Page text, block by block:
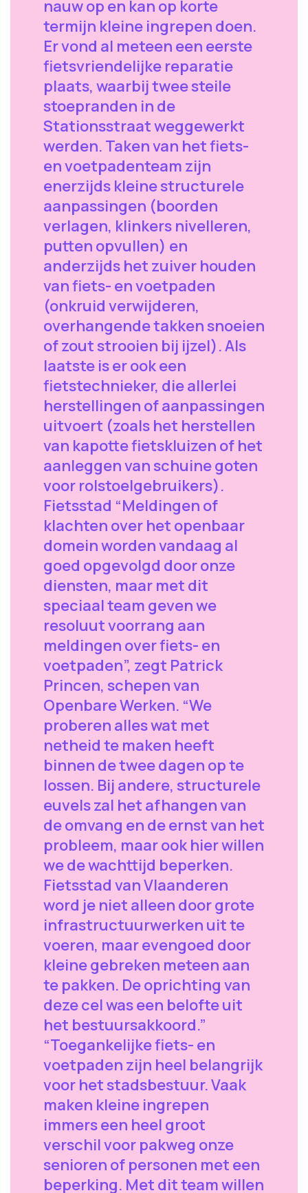
nauw op en kan op korte
termijn kleine ingrepen doen.
Er vond al meteen een eerste
fietsvriendelijke reparatie
plaats, waarbij twee steile
stoepranden in de
Stationsstraat weggewerkt
werden. Taken van het fiets-
en voetpadenteam zijn
enerzijds kleine structurele
aanpassingen (boorden
verlagen, klinkers nivelleren,
putten opvullen) en
anderzijds het zuiver houden
van fiets- en voetpaden
(onkruid verwijderen,
overhangende takken snoeien
of zout strooien bij ijzel). Als
laatste is er ook een
fietstechnieker, die allerlei
herstellingen of aanpassingen
uitvoert (zoals het herstellen
van kapotte fietskluizen of het
aanleggen van schuine goten
voor rolstoelgebruikers).
Fietsstad “Meldingen of
klachten over het openbaar
domein worden vandaag al
goed opgevolgd door onze
diensten, maar met dit
speciaal team geven we
resoluut voorrang aan
meldingen over fiets- en
voetpaden”, zegt Patrick
Princen, schepen van
Openbare Werken. “We
proberen alles wat met
netheid te maken heeft
binnen de twee dagen op te
lossen. Bij andere, structurele
euvels zal het afhangen van
de omvang en de ernst van het
probleem, maar ook hier willen
we de wachttijd beperken.
Fietsstad van Vlaanderen
word je niet alleen door grote
infrastructuurwerken uit te
voeren, maar evengoed door
kleine gebreken meteen aan
te pakken. De oprichting van
deze cel was een belofte uit
het bestuursakkoord.”
“Toegankelijke fiets- en
voetpaden zijn heel belangrijk
voor het stadsbestuur. Vaak
maken kleine ingrepen
immers een heel groot
verschil voor pakweg onze
senioren of personen met een
beperking. Met dit team willen